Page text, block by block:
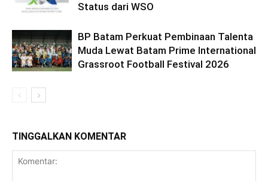
Status dari WSO
BP Batam Perkuat Pembinaan Talenta
Muda Lewat Batam Prime International
Grassroot Football Festival 2026
TINGGALKAN KOMENTAR